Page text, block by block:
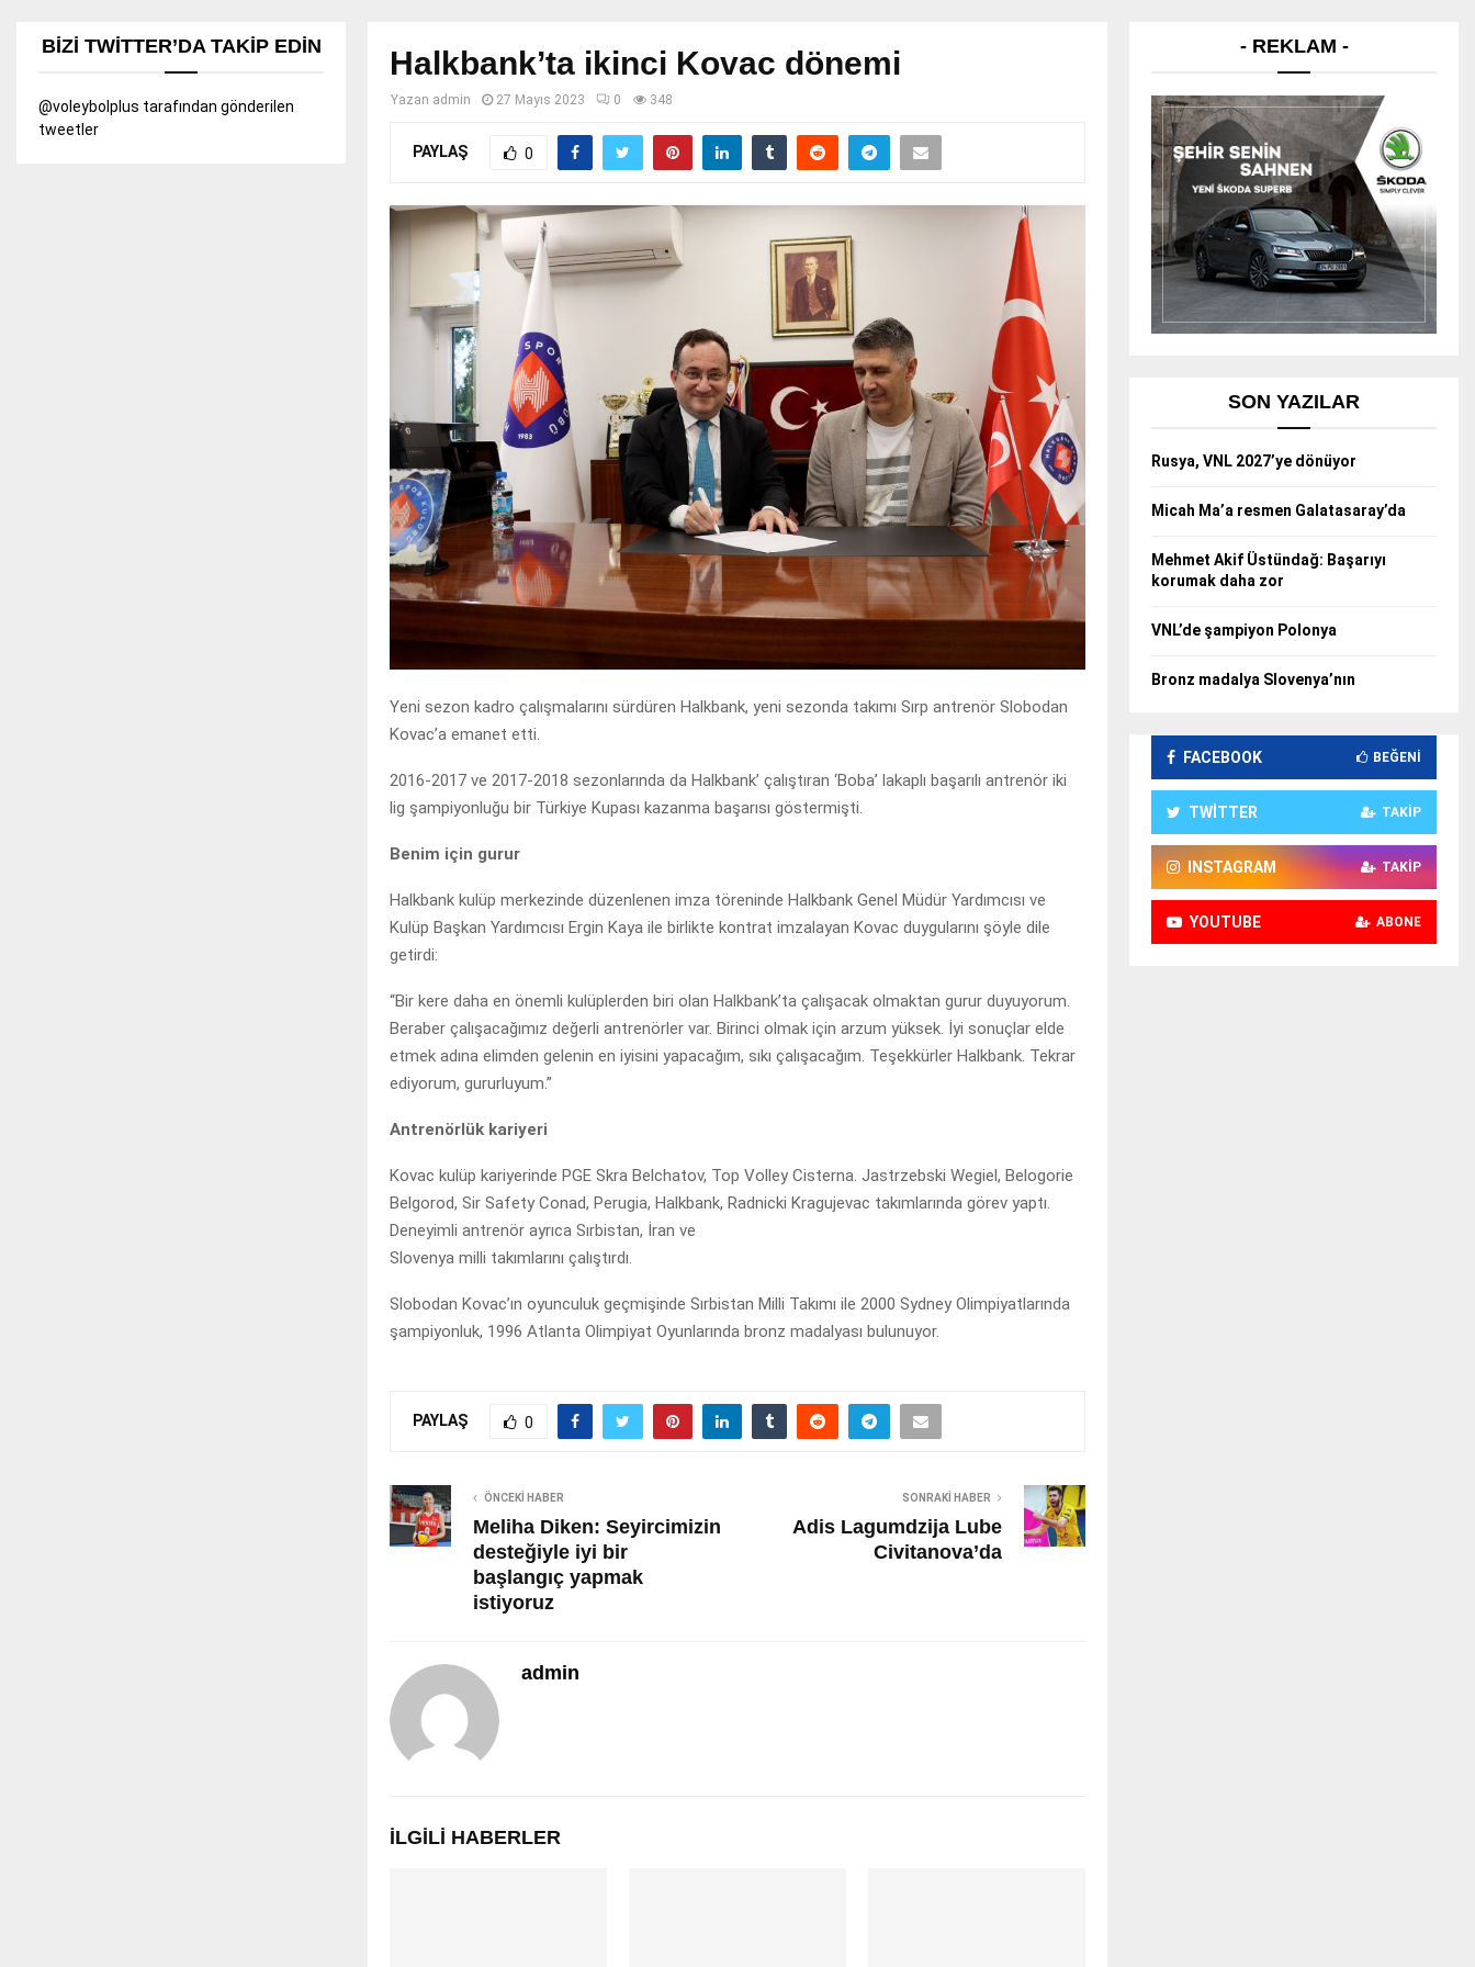
Halkbank’ta ikinci Kovac dönemi
Yazan admin 27 Mayıs 2023 0 348
PAYLAŞ 0
Yeni sezon kadro çalışmalarını sürdüren Halkbank, yeni sezonda takımı Sırp antrenör Slobodan
Kovac’a emanet etti.
2016-2017 ve 2017-2018 sezonlarında da Halkbank’ çalıştıran ‘Boba’ lakaplı başarılı antrenör iki
lig şampiyonluğu bir Türkiye Kupası kazanma başarısı göstermişti.
Benim için gurur
Halkbank kulüp merkezinde düzenlenen imza töreninde Halkbank Genel Müdür Yardımcısı ve
Kulüp Başkan Yardımcısı Ergin Kaya ile birlikte kontrat imzalayan Kovac duygularını şöyle dile
getirdi:
“Bir kere daha en önemli kulüplerden biri olan Halkbank’ta çalışacak olmaktan gurur duyuyorum.
Beraber çalışacağımız değerli antrenörler var. Birinci olmak için arzum yüksek. İyi sonuçlar elde
etmek adına elimden gelenin en iyisini yapacağım, sıkı çalışacağım. Teşekkürler Halkbank. Tekrar
ediyorum, gururluyum.”
Antrenörlük kariyeri
Kovac kulüp kariyerinde PGE Skra Belchatov, Top Volley Cisterna. Jastrzebski Wegiel, Belogorie
Belgorod, Sir Safety Conad, Perugia, Halkbank, Radnicki Kragujevac takımlarında görev yaptı.
Deneyimli antrenör ayrıca Sırbistan, İran ve
Slovenya milli takımlarını çalıştırdı.
Slobodan Kovac’ın oyunculuk geçmişinde Sırbistan Milli Takımı ile 2000 Sydney Olimpiyatlarında
şampiyonluk, 1996 Atlanta Olimpiyat Oyunlarında bronz madalyası bulunuyor.
PAYLAŞ 0
ÖNCEKI HABER
Meliha Diken: Seyircimizin
desteğiyle iyi bir
başlangıç yapmak
istiyoruz
SONRAKI HABER
Adis Lagumdzija Lube
Civitanova’da
admin
İLGILI HABERLER
BIZI TWITTER’DA TAKIP EDIN
@voleybolplus tarafından gönderilen
tweetler
- REKLAM -
SON YAZILAR
Rusya, VNL 2027’ye dönüyor
Micah Ma’a resmen Galatasaray’da
Mehmet Akif Üstündağ: Başarıyı
korumak daha zor
VNL’de şampiyon Polonya
Bronz madalya Slovenya’nın
FACEBOOK BEĞENI
TWITTER TAKIP
INSTAGRAM TAKIP
YOUTUBE ABONE